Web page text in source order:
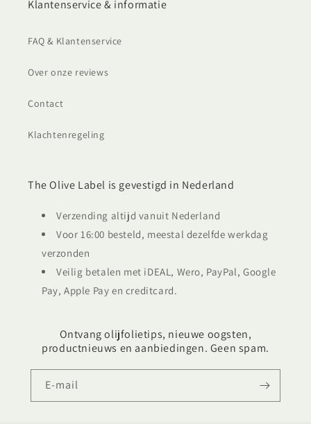
Klantenservice & informatie
FAQ & Klantenservice
Over onze reviews
Contact
Klachtenregeling
The Olive Label is gevestigd in Nederland
Verzending altijd vanuit Nederland
Voor 16:00 besteld, meestal dezelfde werkdag
verzonden
Veilig betalen met iDEAL, Wero, PayPal, Google
Pay, Apple Pay en creditcard.
Ontvang olijfolietips, nieuwe oogsten,
productnieuws en aanbiedingen. Geen spam.
E‑mail